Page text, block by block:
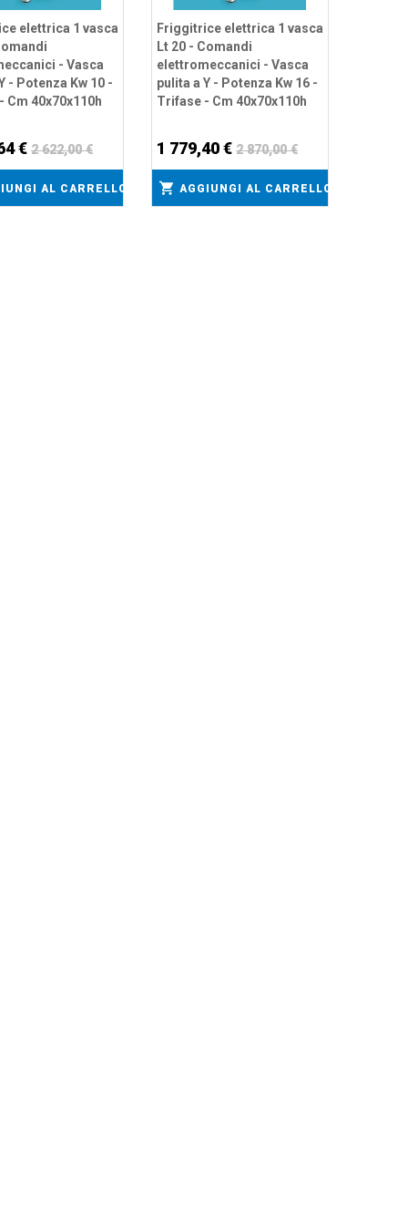
elettrica 1 vasca
- Vasca
- Potenza Kw 10 -
Cm 40x70x110h
€ 2 622,00 €
AL CARRELLO
Friggitrice elettrica 1 vasca
Lt 20 - Comandi
elettromeccanici - Vasca
pulita a Y - Potenza Kw 16 -
Trifase - Cm 40x70x110h
1 779,40 € 2 870,00 €
AGGIUNGI AL CARRELLO